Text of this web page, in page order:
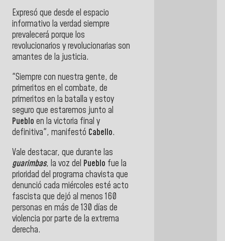
Expresó que desde el espacio
informativo la verdad siempre
prevalecerá porque los
revolucionarios y revolucionarias son
amantes de la justicia.
"Siempre con nuestra gente, de
primeritos en el combate, de
primeritos en la batalla y estoy
seguro que estaremos junto al
Pueblo en la victoria final y
definitiva", manifestó Cabello.
Vale destacar, que durante las
guarimbas, la voz del Pueblo fue la
prioridad del programa chavista que
denunció cada miércoles esté acto
fascista que dejó al menos 160
personas en más de 130 días de
violencia por parte de la extrema
derecha.